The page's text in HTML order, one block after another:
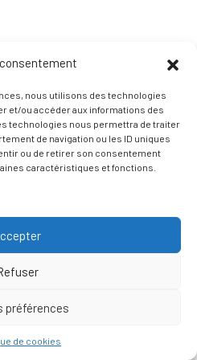
nous utilisons des technologies
et/ou accéder aux informations des
technologies nous permettra de traiter
de navigation ou les ID uniques
ou de retirer son consentement
caractéristiques et fonctions.
préférences
de cookies